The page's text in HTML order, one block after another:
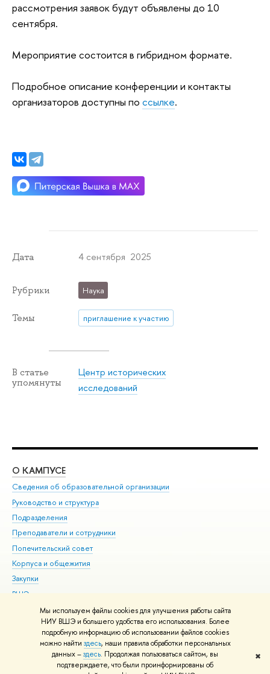
Мы используем файлы cookies для улучшения работы сайта
НИУ ВШЭ и большего удобства его использования. Более
подробную информацию об использовании файлов cookies
можно найти здесь, наши правила обработки персональных
данных –здесь. Продолжая пользоваться сайтом, вы
подтверждаете, что были проинформированы об
✖
рассмотрения заявок будут объявлены до 10
сентября.
Мероприятие состоится в гибридном формате.
Подробное описание конференции и контакты
организаторов доступны по ссылке.
Дата 4 сентября 2025
Рубрики Наука
Темы приглашение к участию
В статье
упомянуты
Центр исторических
исследований
О КАМПУСЕ
Сведения об образовательной организации
Руководство и структура
Подразделения
Преподаватели и сотрудники
Попечительский совет
Корпуса и общежития
Закупки
ВШЭ для студентов с ограниченными возможностями
здоровья и инвалидностью
Версия для слабовидящих
Единая платежная страница